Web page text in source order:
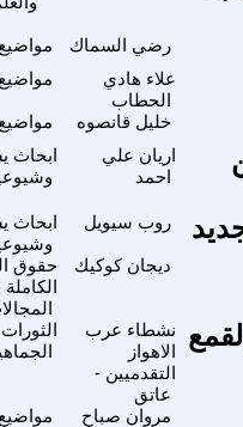
رضي السماك
علاء هادي
الحطاب
خليل قانصوه
ابحاث
اريان علي
احمد
ابحاث
روب سيويل
حقوق
ديجان كوكيك
نشطاء عرب
الاهواز
التقدميين -
عاتق
مروان صباح